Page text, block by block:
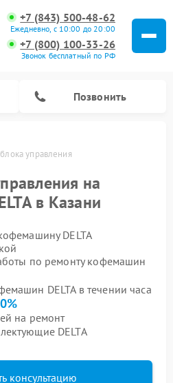
+7 (843) 500-48-62
Ежедневно, с 10:00 до 20:00
+7 (800) 100-33-26
Звонок бесплатный по РФ
Позвонить
управления
на
в Казани
DELTA
по ремонту кофемашин
DELTA в течении часа
на ремонт
DELTA
консультацию